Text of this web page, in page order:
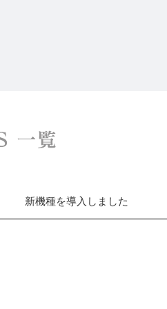
新機種を導入しました